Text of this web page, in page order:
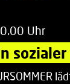
Uhr